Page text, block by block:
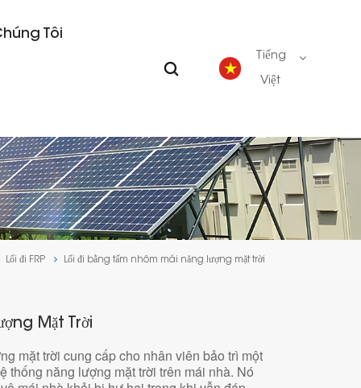
Tôi
Tiếng
Việt
English
Deutsch
español
العربية
Lối đi FRP Lối đi bằng tấm nhôm mái năng lượng mặt trời
Mặt Trời
mặt trời cung cấp cho nhân viên bảo trì một
thống năng lượng mặt trời trên mái nhà. Nó